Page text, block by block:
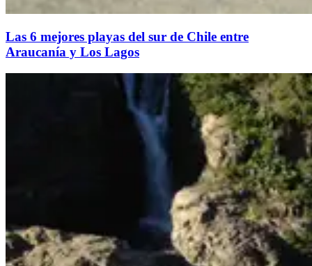
Las 6 mejores playas del sur de Chile entre
Araucanía y Los Lagos